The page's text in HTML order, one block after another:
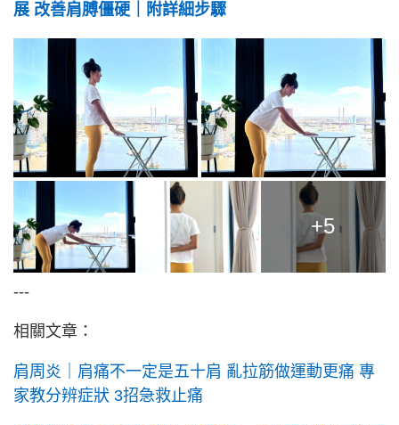
展 改善肩膊僵硬｜附詳細步驟
+5
---
相關文章：
肩周炎｜肩痛不一定是五十肩 亂拉筋做運動更痛 專
家教分辨症狀 3招急救止痛